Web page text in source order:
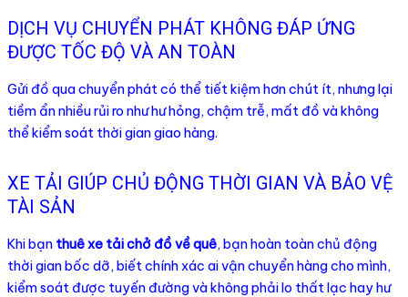
DỊCH VỤ CHUYỂN PHÁT KHÔNG ĐÁP ỨNG
ĐƯỢC TỐC ĐỘ VÀ AN TOÀN
Gửi đồ qua chuyển phát có thể tiết kiệm hơn chút ít, nhưng lại
tiềm ẩn nhiều rủi ro như hư hỏng, chậm trễ, mất đồ và không
thể kiểm soát thời gian giao hàng.
XE TẢI GIÚP CHỦ ĐỘNG THỜI GIAN VÀ BẢO VỆ
TÀI SẢN
Khi bạn thuê xe tải chở đồ về quê, bạn hoàn toàn chủ động
thời gian bốc dỡ, biết chính xác ai vận chuyển hàng cho mình,
kiểm soát được tuyến đường và không phải lo thất lạc hay hư